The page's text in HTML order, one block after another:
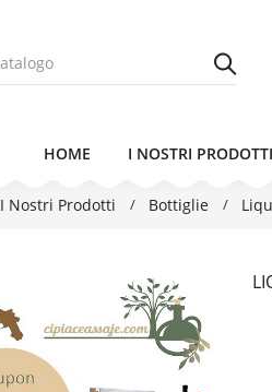
HOME I NOSTRI PRODOTTI
I Nostri Prodotti Bottiglie